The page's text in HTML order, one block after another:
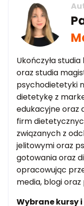
Ukończyła
oraz studia
psychodietetyki
dietetykę z
edukacyjne oraz
firm
związanych z
jelitowymi oraz
gotowania oraz
opracowując
media, blogi
Wybrane kursy